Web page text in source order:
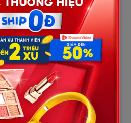
nói dối rằng mình vẫn ổn. Cậu
cậu sợ gặp lại bạn bè, sợ phải đối
việc. Nỗi thất vọng cứ lớn dần
ám ảnh vô hình. Cậu bắt đầu nghi
lựa chọn của mình. Liệu có phải
Liệu có phải cậu đã sai khi theo
khăn? Tất cả những câu hỏi ấy cứ
cậu không thể thở nổi.
thêm một lá thư từ chối nữa, Khải
Cậu quyết định đi ra ngoài, đi đến